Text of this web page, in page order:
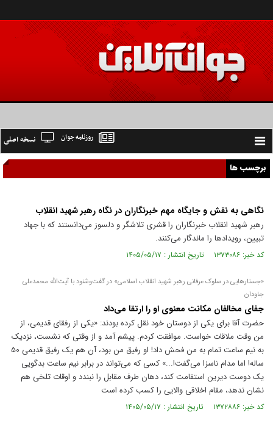
Toggle
navigation
نسخه اصلی روزنامه جوان
برچسب ها
نگاهی به نقش و جایگاه مهم خبرنگاران در نگاه رهبر شهید انقلاب
رهبر شهید انقلاب خبرنگاران را قشری تلاشگر و دلسوز می‌دانستند که با جهاد
تبیین، رویداد‌ها را ماندگار می‌کنند.
کد خبر: ۱۳۷۳۰۸۶ تاریخ انتشار : ۱۴۰۵/۰۵/۱۷
«جستار‌هایی در سلوک عرفانی رهبر شهید انقلاب اسلامی» در گفت‌و‌شنود با آیت‌الله محمدعلی
جاودان
جفای مخالفان مکانت معنوی او را ارتقا می‌داد
حضرت آقا برای یکی از دوستان خود نقل کرده بودند: «یکی از رفقای قدیمی، از
من وقت ملاقات خواست. موافقت کردم. پیشم آمد و از وقتی که نشست، نزدیک
به نیم ساعت تمام به من فحش داد! او رفیق من بود، آن هم یک رفیق قدیمی ۵۰
ساله! اما مدام ناسزا می‌گفت!...» کسی که می‌تواند در برابر نیم ساعت بدگویی
یک دوست دیرین استقامت کند، دهان طرف مقابل را نبندد و اوقات تلخی هم
نشان ندهد، مقام اخلاقی والایی را کسب کرده است
کد خبر: ۱۳۷۲۸۸۶ تاریخ انتشار : ۱۴۰۵/۰۵/۱۷